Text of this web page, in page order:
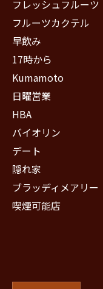
フレッシュフルーツ
フルーツカクテル
早飲み
17時から
Kumamoto
日曜営業
HBA
バイオリン
デート
隠れ家
ブラッディメアリー
喫煙可能店